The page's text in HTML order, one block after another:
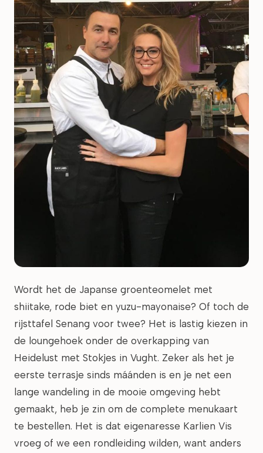
Wordt het de Japanse groenteomelet met
shiitake, rode biet en yuzu-mayonaise? Of toch de
rijsttafel Senang voor twee? Het is lastig kiezen in
de loungehoek onder de overkapping van
Heidelust met Stokjes in Vught. Zeker als het je
eerste terrasje sinds máánden is en je net een
lange wandeling in de mooie omgeving hebt
gemaakt, heb je zin om de complete menukaart
te bestellen. Het is dat eigenaresse Karlien Vis
vroeg of we een rondleiding wilden, want anders